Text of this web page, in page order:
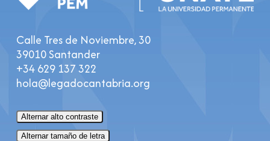
Calle Tres de Noviembre, 30
39010 Santander
+34 629 137 322
hola@legadocantabria.org
Alternar alto contraste
Alternar tamaño de letra